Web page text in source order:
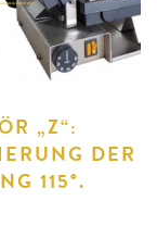
können
auf
der
werden
„Z“:
DER
115°.